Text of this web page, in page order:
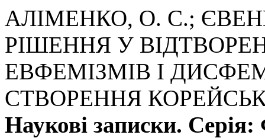
АЛІМЕНКО, О. С.;
РІШЕННЯ У
ЕВФЕМІЗМІВ І
СТВОРЕННЯ
Наукові записки. Серія: